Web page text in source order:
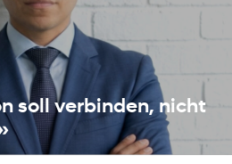
soll verbinden, nicht